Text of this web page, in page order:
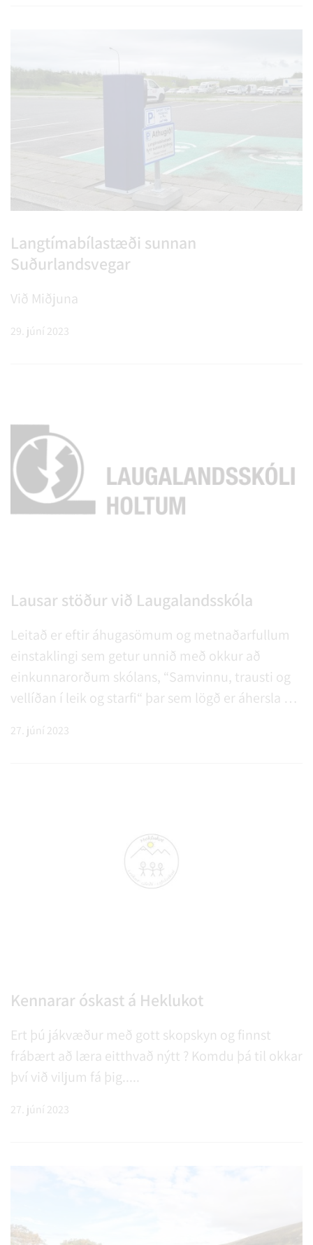
Langtímabílastæði sunnan
Suðurlandsvegar
Við Miðjuna
29. júní 2023
Lausar stöður við Laugalandsskóla
Leitað er eftir áhugasömum og metnaðarfullum
einstaklingi sem getur unnið með okkur að
einkunnarorðum skólans, “Samvinnu, trausti og
vellíðan í leik og starfi“ þar sem lögð er áhersla á
sérstaka áherslu á félagsþroska í góðri samvinnu
27. júní 2023
Kennarar óskast á Heklukot
Ert þú jákvæður með gott skopskyn og finnst
frábært að læra eitthvað nýtt ? Komdu þá til okkar
því við viljum fá þig.....
27. júní 2023